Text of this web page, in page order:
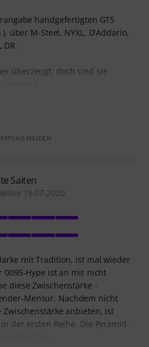
handgefertigten GTS
über M-Steel, NYXL, D'Addario,
DR.
überzeugt, doch sind sie
MELDEN
Saiten
15.07.2020
mit Tradition, ist mal wieder
0095-Hype ist an mir nicht
diese Zwischenstärke -
Mensur. Nachdem nicht
anbieten, ist
der ersten Reihe. Die Pyramid-